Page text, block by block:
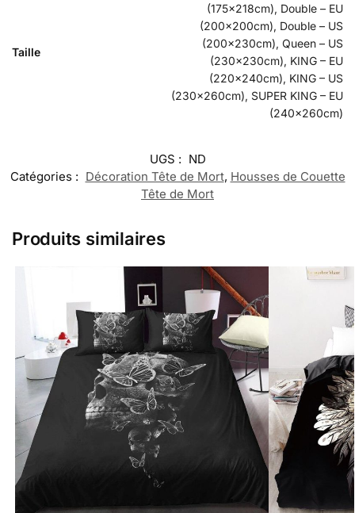
Taille
(175x218cm), Double – EU
(200x200cm), Double – US
(200x230cm), Queen – US
(230x230cm), KING – EU
(220x240cm), KING – US
(230x260cm), SUPER KING – EU
(240x260cm)
UGS : ND
Catégories : Décoration Tête de Mort, Housses de Couette
Tête de Mort
Produits similaires